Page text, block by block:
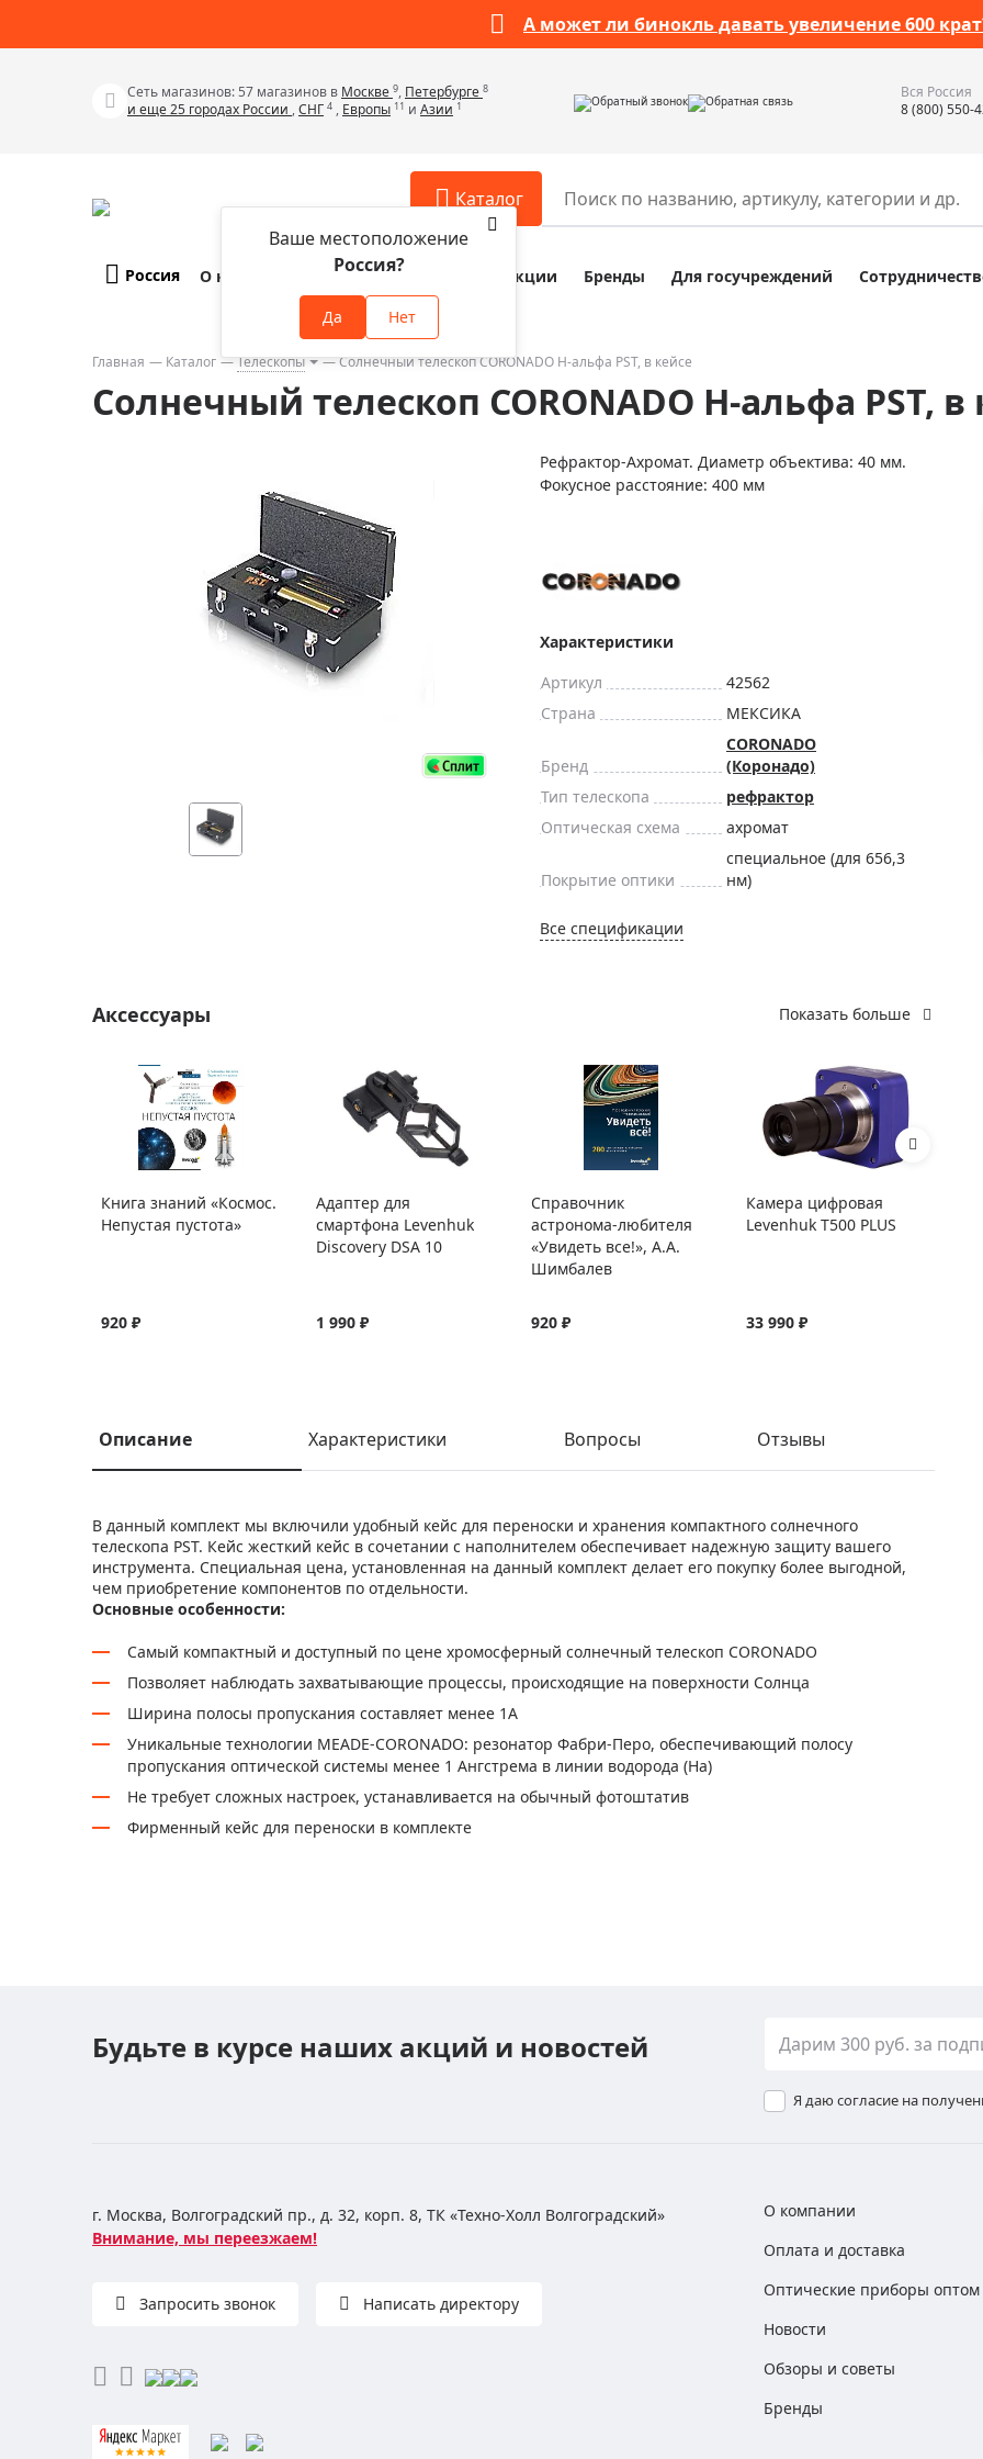
А может ли бинокль давать увеличение 600
Сеть магазинов: 57 магазинов в Москве 9, Петербурге 8
и еще 25 городах России ,СНГ 4 , Европы 11 и Азии 1 Обратный звонок Обратная связь
Вся Россия
8 (800) 550-
Каталог
Телескопы
Бинокли
Зрительные трубы
Приборы ночного видения
Метеостанции, барометры, часы
Астропланетарии
Подарки
Аксессуары для микроскопов
Аксессуары для зрительных труб
Аксессуары для луп
Аксессуары для приборов ночного
Распродажа выставочных образцов
Разное
Наборы исследователя
Наборы для химических
Глобусы
Глобусы интерактивные
Фонари
Элементы питания, карты
Фотоловушки
Экшн-камеры
Фотооборудование
Россия
Ваше местоположение
Россия?
Да Нет
О компании Оплата и доставка Акции Бренды Для госучреждений
Главная Каталог Телескопы Солнечный телескоп CORONADO H-альфа PST, в кейсе
Солнечный телескоп CORONADO H-альфа PST, в
Рефрактор-Ахромат. Диаметр объектива: 40 мм.
Фокусное расстояние: 400 мм
Характеристики
Артикул
42562
Страна
МЕКСИКА
Бренд
CORONADO
(Коронадо)
Тип телескопа
рефрактор
Оптическая схема
ахромат
Покрытие оптики
специальное (для 656,3
нм)
Все спецификации
Аксессуары Показать больше
Книга знаний «Космос.
Непустая пустота»
920 ₽
Адаптер для
смартфона Levenhuk
Discovery DSA 10
1 990 ₽
Справочник
астронома-любителя
«Увидеть все!», А.А.
Шимбалев
920 ₽
Камера цифровая
Levenhuk T500 PLUS
33 990 ₽
Описание Характеристики Вопросы Отзывы
В данный комплект мы включили удобный кейс для переноски и хранения компактного солнечного
телескопа PST. Кейс жесткий кейс в сочетании с наполнителем обеспечивает надежную защиту вашего
инструмента. Специальная цена, установленная на данный комплект делает его покупку более выгодной,
чем приобретение компонентов по отдельности.
Основные особенности:
Самый компактный и доступный по цене хромосферный солнечный телескоп CORONADO
Позволяет наблюдать захватывающие процессы, происходящие на поверхности Солнца
Ширина полосы пропускания составляет менее 1A
Уникальные технологии MEADE-CORONADO: резонатор Фабри-Перо, обеспечивающий полосу
пропускания оптической системы менее 1 Ангстрема в линии водорода (Ha)
Не требует сложных настроек, устанавливается на обычный фотоштатив
Фирменный кейс для переноски в комплекте
Будьте в курсе наших акций и новостей
Я даю согласие на
г. Москва, Волгоградский пр., д. 32, корп. 8, ТК «Техно-Холл Волгоградский»
Внимание, мы переезжаем!
Запросить звонок Написать директору
О компании
Оплата и доставка
Оптические приборы оптом
Новости
Обзоры и советы
Бренды